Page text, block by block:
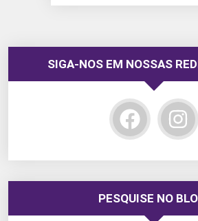
SIGA-NOS EM NOSSAS
PESQUISE NO